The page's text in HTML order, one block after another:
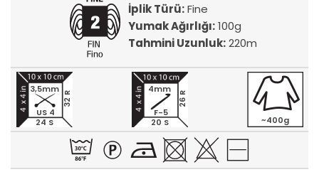
İplik Türü:Fine
Yumak Ağırlığı:100g
Tahmini Uzunluk:220m
24 S
32 R
3,5mm
US 4
20 S
26 R
4mm
F-5
~400g